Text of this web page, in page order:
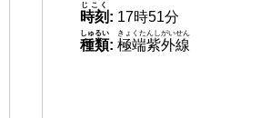
時刻
じこく
: 17時51分
種類
しゅるい
: 極端紫外線
きょくたんしがいせん